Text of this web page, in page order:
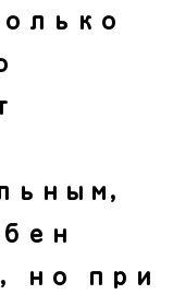
но при